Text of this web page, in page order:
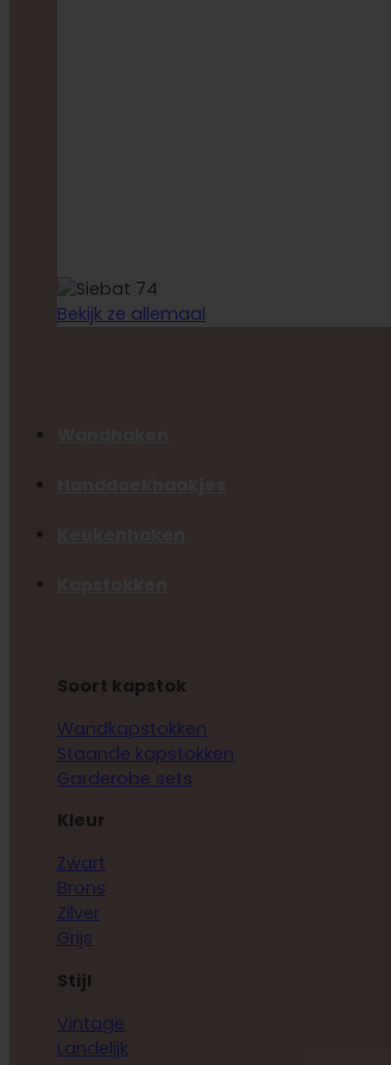
Bekijk ze allemaal
Soort kapstok
Wandkapstokken
Staande kapstokken
Garderobe sets
Kleur
Zwart
Brons
Zilver
Grijs
Stijl
Vintage
Landelijk